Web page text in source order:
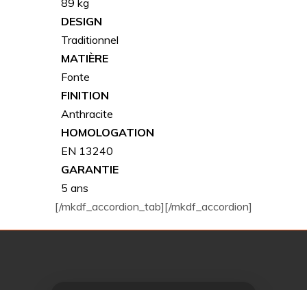
89 kg
DESIGN
Traditionnel
MATIÈRE
Fonte
FINITION
Anthracite
HOMOLOGATION
EN 13240
GARANTIE
5 ans
[/mkdf_accordion_tab][/mkdf_accordion]